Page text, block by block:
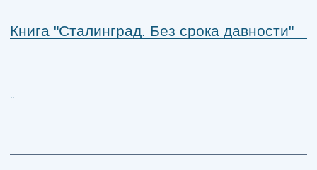
Книга "Сталинград. Без срока давности"